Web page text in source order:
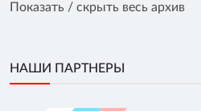
Показать / скрыть весь архив
НАШИ ПАРТНЕРЫ